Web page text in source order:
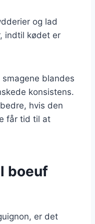
og lad
indtil kødet er
blandes
konsistens.
hvis den
får tid til at
boeuf
er det